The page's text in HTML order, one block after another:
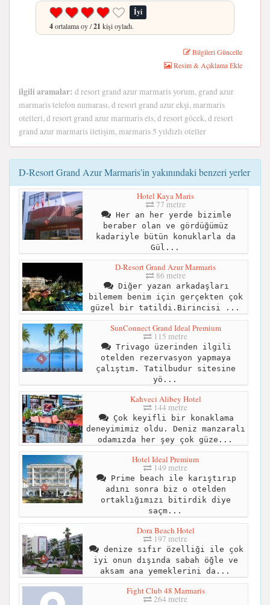
İyi
4ortalama oy /21 kişi oyladı.
Bilgileri Güncelle
Resim & Açıklama Ekle
ilgili aramalar: d resort grand azur marmaris yorum, grand azur
marmaris telefon numarası, d resort grand azur ekşi, marmaris
otelleri, d resort grand azur marmaris ets, d resort göcek, d resort
grand azur marmaris iletişim, marmaris 5 yıldızlı oteller
D-Resort Grand Azur Marmaris'in yakınındaki benzeri yerler
Hotel Kaya Maris
77 metre
Her an her yerde bizimle
beraber olan ve gördüğümüz
kadariyle bütün konuklarla da
Gül...
D-Resort Grand Azur Marmaris
86 metre
Diğer yazan arkadaşları
bilemem benim için gerçekten çok
güzel bir tatildi.Birincisi ...
SunConnect Grand Ideal Premium
115 metre
Trivago üzerinden ilgili
otelden rezervasyon yapmaya
çalıştım. Tatilbudur sitesine
yö...
Kahveci Alibey Hotel
144 metre
Çok keyifli bir konaklama
deneyimimiz oldu. Deniz manzaralı
odamızda her şey çok güze...
Hotel Ideal Premium
149 metre
Prime beach ile karıştırıp
adını sonra biz o otelden
ortaklığımızı bitirdik diye
saçm...
Dora Beach Hotel
197 metre
denize sıfır özelliği ile çok
iyi onun dışında sabah öğle ve
aksam ana yemeklerini da...
Fight Club 48 Marmaris
264 metre